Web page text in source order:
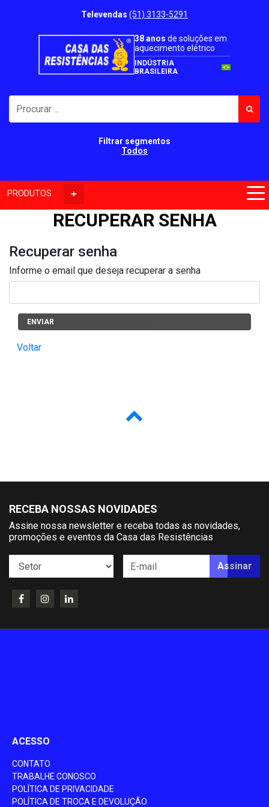
Televendas (51) 3133-5291
38 anos de soluções em
aquecimento elétrico
INDÚSTRIA
BRASILEIRA
Filtrar segmentos
Todos
PRODUTOS
RECUPERAR SENHA
Recuperar senha
Informe o email que deseja recuperar a senha
ENVIAR
Voltar
RECEBA NOSSAS NOVIDADES
Assine nossa newsletter e receba todas as novidades,
promoções e eventos da Casa das Resistências
Assinar
ACESSO
CONTATO
TRABALHE CONOSCO
POLÍTICA DE PRIVACIDADE
POLÍTICA DE TROCA E DEVOLUÇÃO